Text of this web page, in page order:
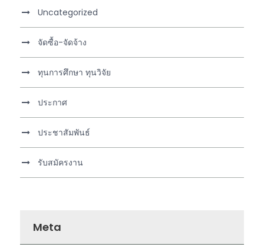
Uncategorized
จัดซื้อ-จัดจ้าง
ทุนการศึกษา ทุนวิจัย
ประกาศ
ประชาสัมพันธ์
รับสมัครงาน
Meta